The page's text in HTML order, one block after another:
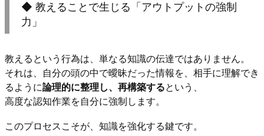
◆ 教えることで生じる「アウトプットの強制
力」
教えるという行為は、単なる知識の伝達ではありません。
それは、自分の頭の中で曖昧だった情報を、相手に理解でき
るように論理的に整理し、再構築するという、
高度な認知作業を自分に強制します。
このプロセスこそが、知識を強化する鍵です。